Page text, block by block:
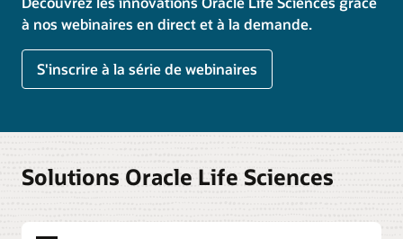
à nos webinaires en direct et à la demande.
S'inscrire à la série de webinaires
Solutions Oracle Life Sciences